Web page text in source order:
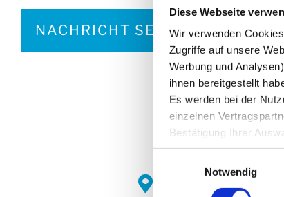
Diese Webseite
Wir verwenden
Zugriffe auf unsere
Werbung und
ihnen bereitgestellt
Es werden bei der
einzelnen
Bestätigung Ihrer
anklicken, werden
übertragen. Über den
Notwendig
Stollwerckstraße